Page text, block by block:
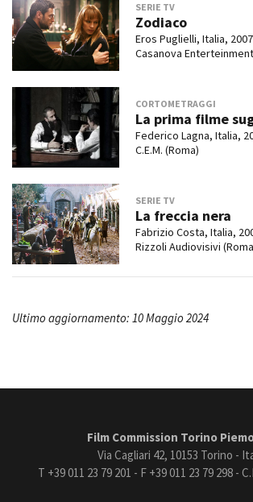
SERIE TV
Zodiaco
Eros Puglielli, Italia,
Casanova
CORTOMETRAGGI
La prima filme
Federico Lagna, Italia,
C.E.M. (Roma)
SERIE TV
La freccia nera
Fabrizio Costa, Italia,
Rizzoli Audiovisivi
Ultimo aggiornamento: 10 Maggio 2024
Film Commission Torino
Via Cagliari 42, 10153 Torino -
T +39 011 23 79 201 - F +39 011 23 79 298 -